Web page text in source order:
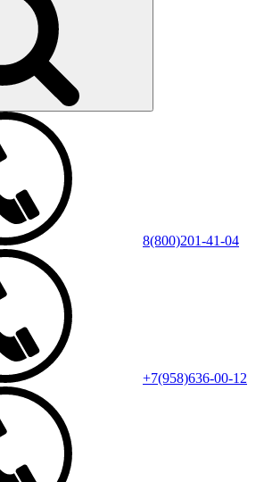
8(800)201-41-04
+7(958)636-00-12